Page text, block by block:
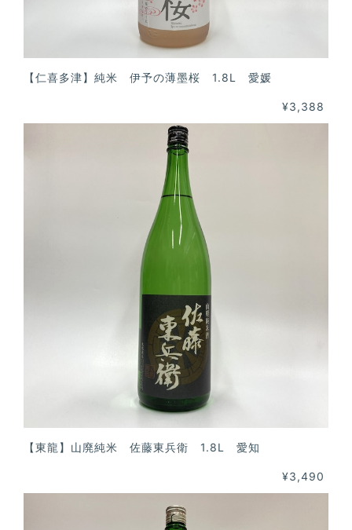
【仁喜多津】純米 伊予の薄墨桜 1.8L 愛媛
¥3,388
【東龍】山廃純米 佐藤東兵衛 1.8L 愛知
¥3,490